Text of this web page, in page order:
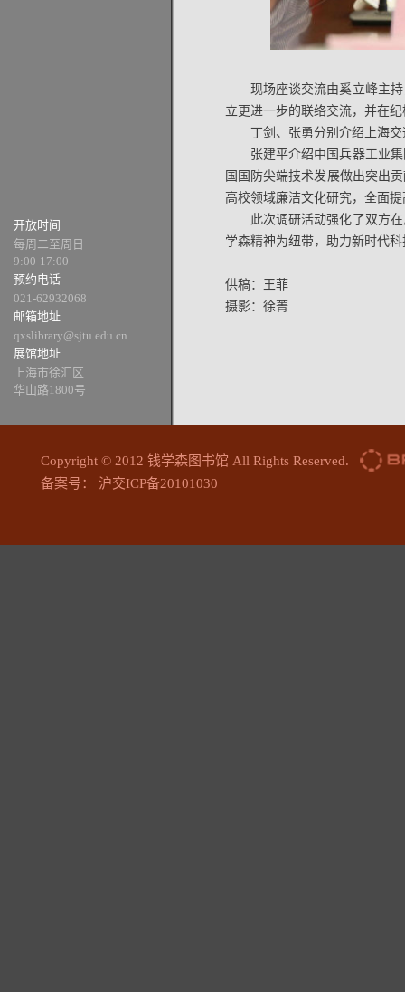
开放时间
每周二至周日
9:00-17:00
预约电话
021-62932068
邮箱地址
qxslibrary@sjtu.edu.cn
展馆地址
上海市徐汇区
华山路1800号
现场座谈交流由奚立峰主
立更进一步的联络交流，并在
丁剑、张勇分别介绍上海
张建平介绍中国兵器工业
国国防尖端技术发展做出突出
高校领域廉洁文化研究，全面
此次调研活动强化了双方
学森精神为纽带，助力新时代
供稿：王菲
摄影：徐菁
Copyright © 2012 钱学森图书馆 All Rights Reserved.
备案号： 沪交ICP备20101030